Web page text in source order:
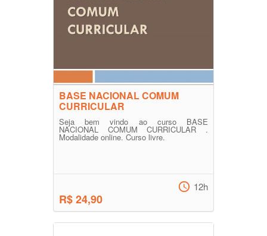
BASE NACIONAL COMUM
CURRICULAR
Seja bem vindo ao curso BASE
NACIONAL COMUM CURRICULAR .
Modalidade online. Curso livre.
R$ 24,90
12h